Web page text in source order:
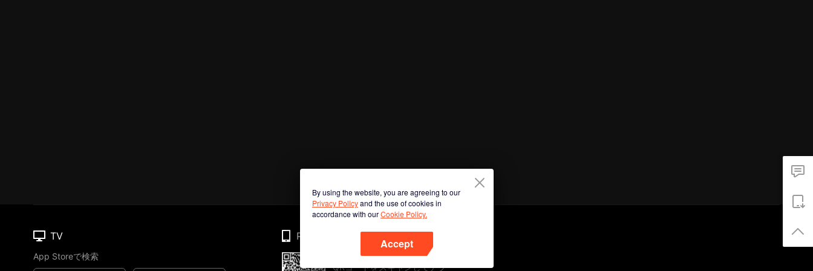
By using the website, you are agreeing to our
Privacy Policyand the use of cookies in
accordance with ourCookie Policy.
Accept
TV
App Storeで検索
Phone
QRコードをスキャンしてアプ